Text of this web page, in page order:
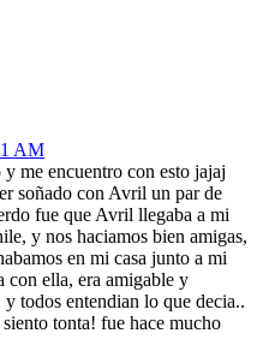
AM
me encuentro con esto jajaj
soñado con Avril un par de
fue que Avril llegaba a mi
y nos haciamos bien amigas,
en mi casa junto a mi
con ella, era amigable y
todos entendian lo que decia..
tonta! fue hace mucho